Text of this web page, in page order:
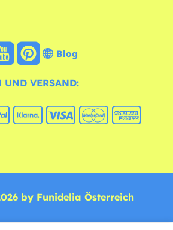
Blog
UND VERSAND:
by Funidelia Österreich